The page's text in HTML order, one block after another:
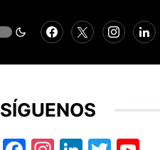
SÍGUENOS